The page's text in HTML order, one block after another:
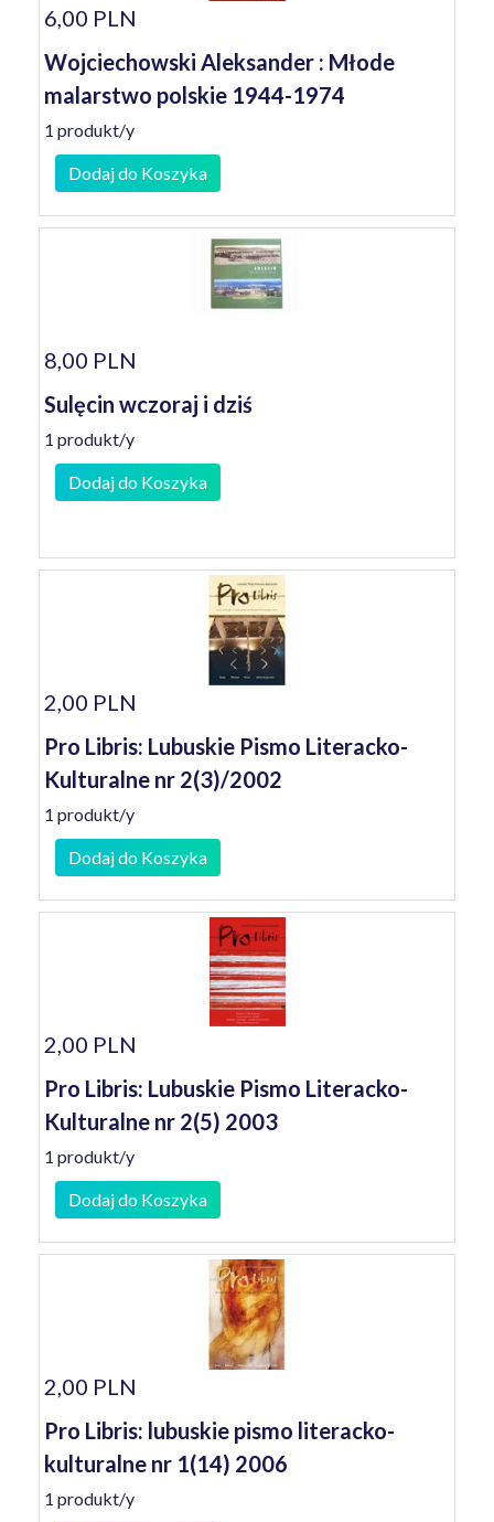
6,00 PLN
Wojciechowski Aleksander : Młode
malarstwo polskie 1944-1974
1 produkt/y
Dodaj do Koszyka
8,00 PLN
Sulęcin wczoraj i dziś
1 produkt/y
Dodaj do Koszyka
2,00 PLN
Pro Libris: Lubuskie Pismo Literacko-
Kulturalne nr 2(3)/2002
1 produkt/y
Dodaj do Koszyka
2,00 PLN
Pro Libris: Lubuskie Pismo Literacko-
Kulturalne nr 2(5) 2003
1 produkt/y
Dodaj do Koszyka
2,00 PLN
Pro Libris: lubuskie pismo literacko-
kulturalne nr 1(14) 2006
1 produkt/y